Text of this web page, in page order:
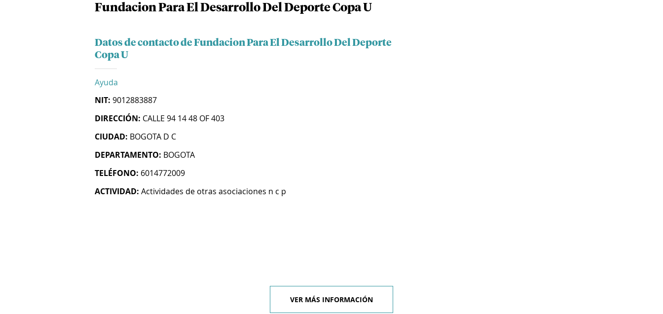
Fundacion Para El Desarrollo Del Deporte Copa U
Datos de contacto de Fundacion Para El Desarrollo Del Deporte
Copa U
Ayuda
NIT: 9012883887
DIRECCIÓN: CALLE 94 14 48 OF 403
CIUDAD: BOGOTA D C
DEPARTAMENTO: BOGOTA
TELÉFONO: 6014772009
ACTIVIDAD: Actividades de otras asociaciones n c p
VER MÁS INFORMACIÓN